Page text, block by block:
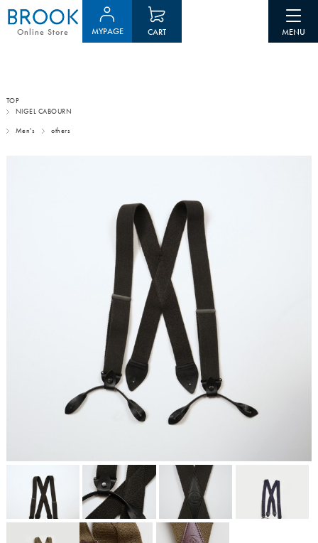
Online Store MYPAGE CART
TOP
NIGEL CABOURN
Men's others